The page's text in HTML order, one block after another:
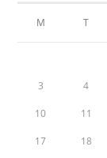
M T
3 4
10 11
17 18